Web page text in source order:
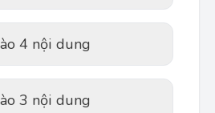
4 nội dung
3 nội dung